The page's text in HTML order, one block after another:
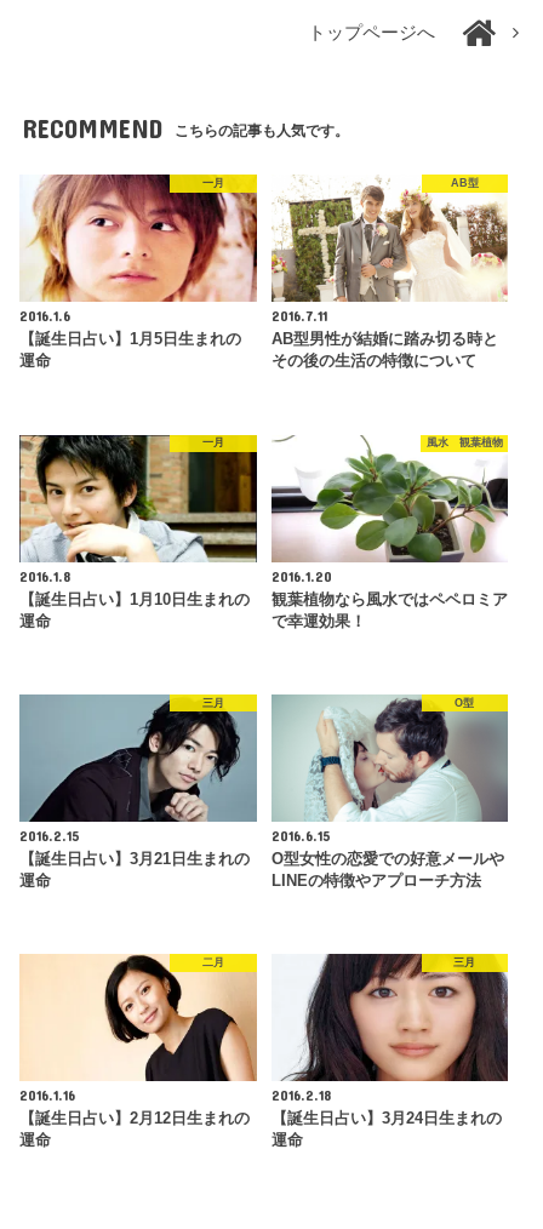
トップページへ
RECOMMEND こちらの記事も人気です。
一月
2016.1.6
【誕生日占い】1月5日生まれの
運命
AB型
2016.7.11
AB型男性が結婚に踏み切る時と
その後の生活の特徴について
一月
2016.1.8
【誕生日占い】1月10日生まれの
運命
風水 観葉植物
2016.1.20
観葉植物なら風水ではペペロミア
で幸運効果！
三月
2016.2.15
【誕生日占い】3月21日生まれの
運命
O型
2016.6.15
O型女性の恋愛での好意メールや
LINEの特徴やアプローチ方法
二月
2016.1.16
【誕生日占い】2月12日生まれの
運命
三月
2016.2.18
【誕生日占い】3月24日生まれの
運命